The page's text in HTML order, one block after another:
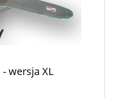
- wersja XL